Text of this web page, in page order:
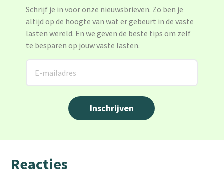
Schrijf je in voor onze nieuwsbrieven. Zo ben je
altijd op de hoogte van wat er gebeurt in de vaste
lasten wereld. En we geven de beste tips om zelf
te besparen op jouw vaste lasten.
Reacties